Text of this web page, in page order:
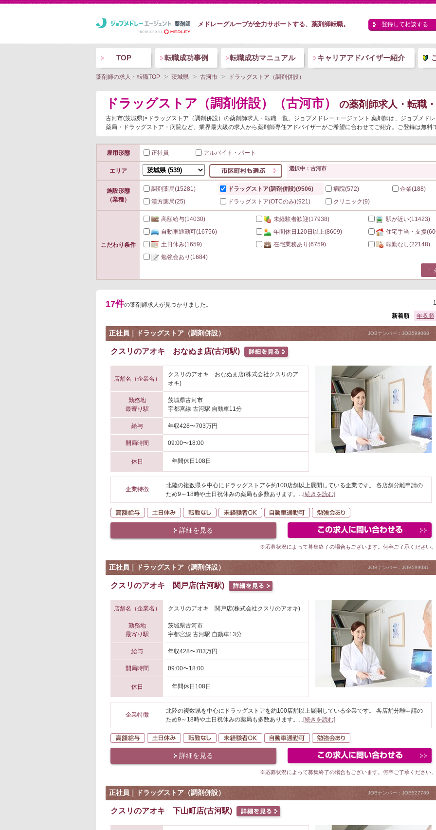
メドレーグループが全力サポートする、薬剤師転職。 登録して相談する
TOP 転職成功事例 転職成功マニュアル キャリアアドバイザー紹介
薬剤師の求人・転職TOP 茨城県 古河市 ドラッグストア（調剤併設）
ドラッグストア（調剤併設）（古河市） の薬剤師求人・転職
古河市(茨城県)×ドラッグストア（調剤併設）の薬剤師求人・転職一覧。ジョブメドレーエージェント 薬剤師は、ジョブメド
薬局・ドラッグストア・病院など、業界最大級の求人から薬剤師専任アドバイザーがご希望に合わせてご紹介。ご登録は無料
雇用形態 正社員 アルバイト・パート
エリア 選択中：古河市
施設形態
（業種）
調剤薬局(15281) ドラッグストア(調剤併設)(9506) 病院(572) 企業(188)
漢方薬局(25) ドラッグストア(OTCのみ)(921) クリニック(9)
こだわり条件
高額給与(14030) 未経験者歓迎(17938) 駅が近い(11423)
自動車通勤可(16756) 年間休日120日以上(8609) 住宅手当・支援
土日休み(1659) 在宅業務あり (6759) 転勤なし(22148)
勉強会あり (1684)
17件の薬剤師求人が見つかりました。
1
年収順
新着順
正社員｜ドラッグストア（調剤併設） JOBナンバー：JOB599068
クスリのアオキ おなぬま店(古河駅)
店舗名（企業名）
クスリのアオキ おなぬま店(株式会社クスリのア
オキ)
勤務地
最寄り駅
茨城県古河市
宇都宮線 古河駅 自動車11分
給与 年収428〜703万円
開局時間 09:00〜18:00
休日 年間休日108日
企業特徴
北陸の複数県を中心にドラッグストアを約100店舗以上展開している企業です。 各店舗分離申請の
ため9～18時や土日祝休みの薬局も多数あります。 ...[続きを読む]
高額給与 土日休み 転勤なし 未経験者OK 自動車通勤可
詳細を見る
※応募状況によって募集終了の場合もございます。何卒ご了承ください。
正社員｜ドラッグストア（調剤併設） JOBナンバー：JOB599031
クスリのアオキ 関戸店(古河駅)
店舗名（企業名） クスリのアオキ 関戸店(株式会社クスリのアオキ)
勤務地
最寄り駅
茨城県古河市
宇都宮線 古河駅 自動車13分
給与 年収428〜703万円
開局時間 09:00〜18:00
休日 年間休日108日
企業特徴
北陸の複数県を中心にドラッグストアを約100店舗以上展開している企業です。 各店舗分離申請の
ため9～18時や土日祝休みの薬局も多数あります。 ...[続きを読む]
高額給与 土日休み 転勤なし 未経験者OK 自動車通勤可
詳細を見る
※応募状況によって募集終了の場合もございます。何卒ご了承ください。
正社員｜ドラッグストア（調剤併設） JOBナンバー：JOB527789
クスリのアオキ 下山町店(古河駅)